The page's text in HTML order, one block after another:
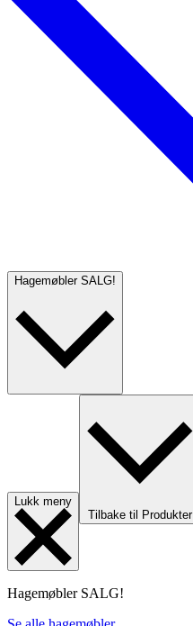
Hagemøbler SALG!
Lukk meny
Tilbake til Produkter
Hagemøbler SALG!